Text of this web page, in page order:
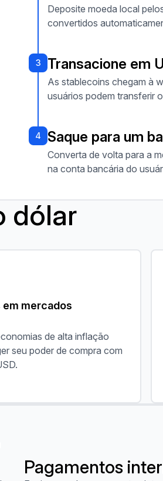
Deposite moeda local
convertidos
3 Transacione em
As stablecoins chegam à
usuários podem transferir
4 Saque para um
Converta de volta para a
na conta bancária do
dólar
em mercados
de alta inflação
seu poder de compra com
emergentes
Pagamentos
Ver caso de uso